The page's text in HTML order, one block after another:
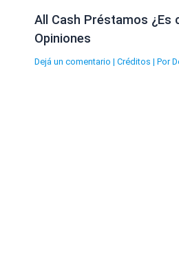
All Cash Préstamos ¿Es
Opiniones
Dejá un comentario | Créditos | Por